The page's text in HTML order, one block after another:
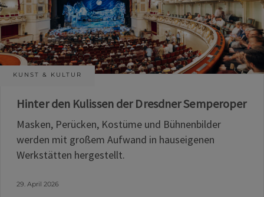
KUNST & KULTUR
Hinter den Kulissen der Dresdner Semperoper
Masken, Perücken, Kostüme und Bühnenbilder
werden mit großem Aufwand in hauseigenen
Werkstätten hergestellt.
29. April 2026